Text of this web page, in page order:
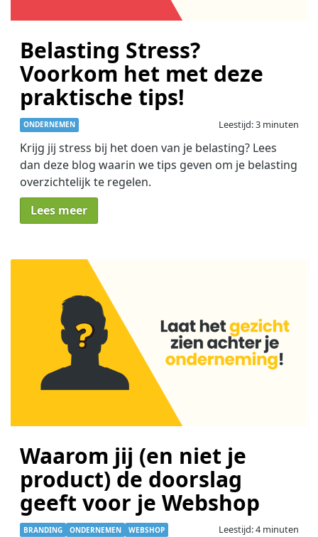
Belasting Stress?
Voorkom het met deze
praktische tips!
ONDERNEMEN Leestijd: 3 minuten
Krijg jij stress bij het doen van je belasting? Lees
dan deze blog waarin we tips geven om je belasting
overzichtelijk te regelen.
Lees meer
Waarom jij (en niet je
product) de doorslag
geeft voor je Webshop
BRANDING ONDERNEMEN WEBSHOP Leestijd: 4 minuten